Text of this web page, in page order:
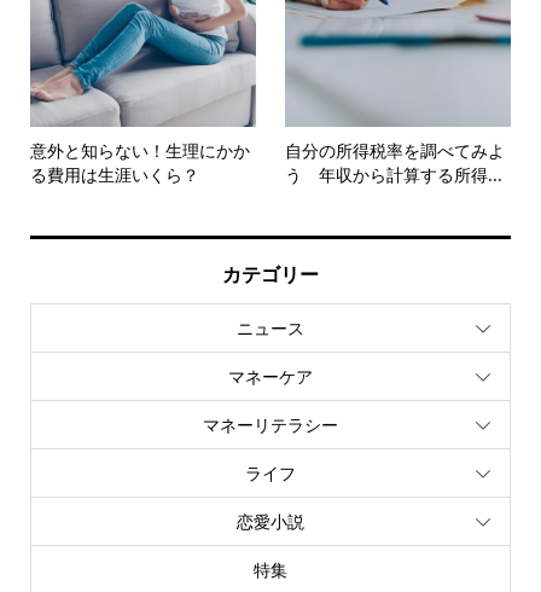
意外と知らない！生理にかか
る費用は生涯いくら？
自分の所得税率を調べてみよ
う 年収から計算する所得...
カテゴリー
ニュース
マネーケア
マネーリテラシー
ライフ
恋愛小説
特集